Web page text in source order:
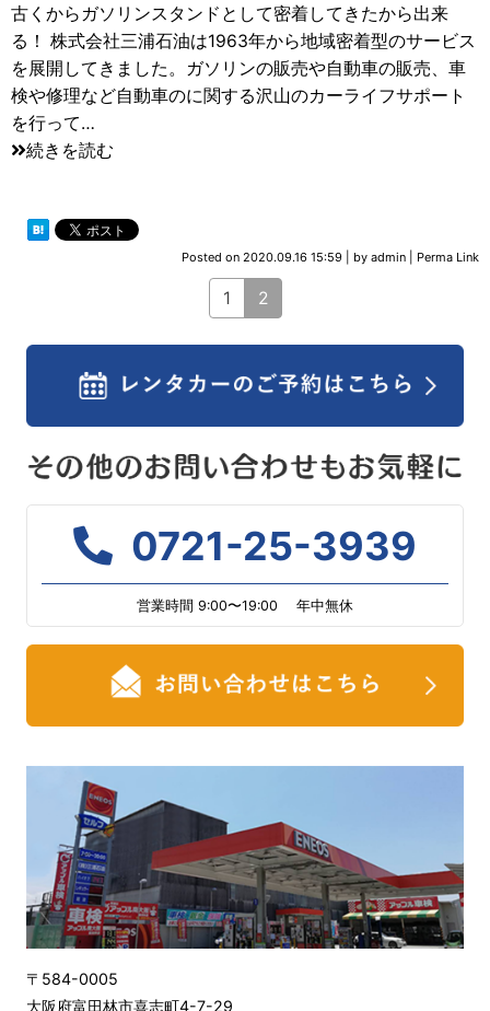
古くからガソリンスタンドとして密着してきたから出来
る！ 株式会社三浦石油は1963年から地域密着型のサービス
を展開してきました。ガソリンの販売や自動車の販売、車
検や修理など自動車のに関する沢山のカーライフサポート
を行って…
続きを読む
Posted on 2020.09.16 15:59 by admin Perma Link
1 2
0721-25-3939
営業時間 9:00〜19:00 年中無休
〒584-0005
大阪府富田林市喜志町4-7-29